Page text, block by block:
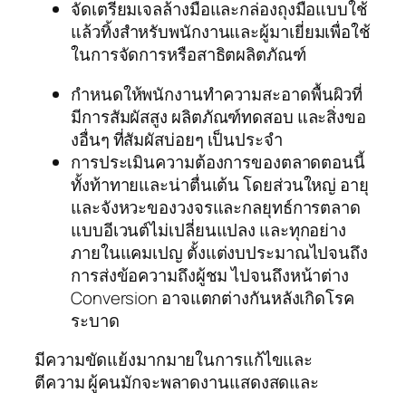
จัดเตรียมเจลล้างมือและกล่องถุงมือแบบใช้
แล้วทิ้งสำหรับพนักงานและผู้มาเยี่ยมเพื่อใช้
ในการจัดการหรือสาธิตผลิตภัณฑ์
กำหนดให้พนักงานทำความสะอาดพื้นผิวที่
มีการสัมผัสสูง ผลิตภัณฑ์ทดสอบ และสิ่งขอ
งอื่นๆ ที่สัมผัสบ่อยๆ เป็นประจำ
การประเมินความต้องการของตลาดตอนนี้
ทั้งท้าทายและน่าตื่นเต้น โดยส่วนใหญ่ อายุ
และจังหวะของวงจรและกลยุทธ์การตลาด
แบบอีเวนต์ไม่เปลี่ยนแปลง และทุกอย่าง
ภายในแคมเปญ ตั้งแต่งบประมาณไปจนถึง
การส่งข้อความถึงผู้ชม ไปจนถึงหน้าต่าง
Conversion อาจแตกต่างกันหลังเกิดโรค
ระบาด
มีความขัดแย้งมากมายในการแก้ไขและ
ตีความ ผู้คนมักจะพลาดงานแสดงสดและ